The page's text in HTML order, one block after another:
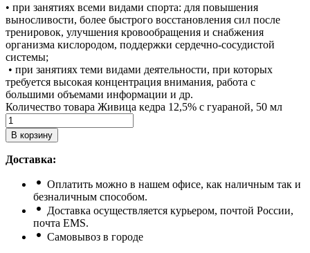
• при занятиях всеми видами спорта: для повышения
выносливости, более быстрого восстановления сил после
тренировок, улучшения кровообращения и снабжения
организма кислородом, поддержки сердечно-сосудистой
системы;
• при занятиях теми видами деятельности, при которых
требуется высокая концентрация внимания, работа с
большими объемами информации и др.
Количество товара Живица кедра 12,5% с гуараной, 50 мл
В корзину
Доставка:
Оплатить можно в нашем офисе, как наличным так и
безналичным способом.
Доставка осуществляется курьером, почтой России,
почта ЕМS.
Самовывоз в городе